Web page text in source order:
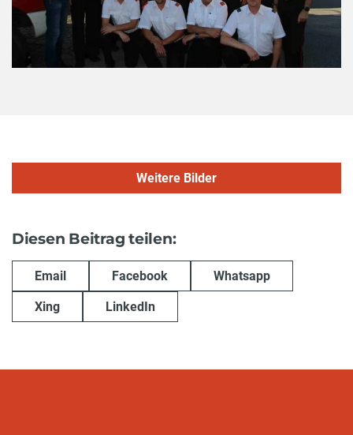
Weitere Bilder
Diesen Beitrag teilen:
Email Facebook Whatsapp
Xing LinkedIn